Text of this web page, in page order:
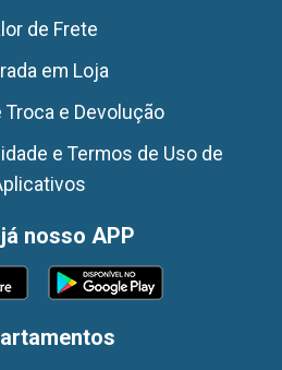
de Frete
em Loja
Troca e Devolução
e Termos de Uso de
nosso APP